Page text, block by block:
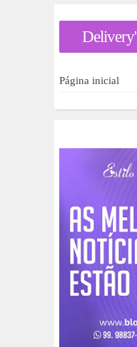
a
p
r
Página inicial